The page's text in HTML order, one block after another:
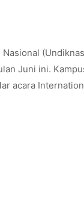
Juni ini.
acara